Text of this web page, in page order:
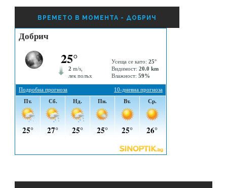
ВРЕМЕТО В МОМЕНТА - ДОБРИЧ